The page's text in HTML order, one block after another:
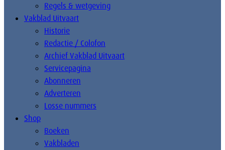
Regels & wetgeving
Vakblad Uitvaart
Historie
Redactie / Colofon
Archief Vakblad Uitvaart
Servicepagina
Abonneren
Adverteren
Losse nummers
Shop
Boeken
Vakbladen